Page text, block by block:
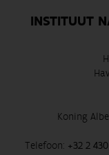
INSTITUUT
Koning
Telefoon: +32 2